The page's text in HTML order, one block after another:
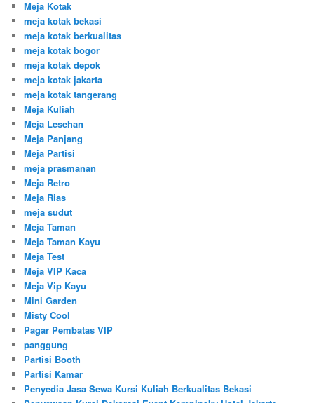
Meja Kotak
meja kotak bekasi
meja kotak berkualitas
meja kotak bogor
meja kotak depok
meja kotak jakarta
meja kotak tangerang
Meja Kuliah
Meja Lesehan
Meja Panjang
Meja Partisi
meja prasmanan
Meja Retro
Meja Rias
meja sudut
Meja Taman
Meja Taman Kayu
Meja Test
Meja VIP Kaca
Meja Vip Kayu
Mini Garden
Misty Cool
Pagar Pembatas VIP
panggung
Partisi Booth
Partisi Kamar
Penyedia Jasa Sewa Kursi Kuliah Berkualitas Bekasi